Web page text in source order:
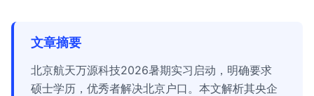
文章摘要
北京航天万源科技2026暑期实习启动，明确要求
硕士学历，优秀者解决北京户口。本文解析其央企